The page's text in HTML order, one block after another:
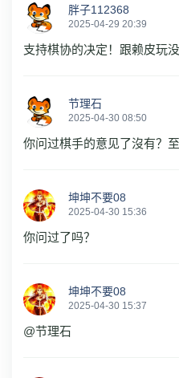
胖子112368
2025-04-29 20:39
支持棋协的决定！跟赖皮玩没
节理石
2025-04-30 08:50
你问过棋手的意见了沒有？
坤坤不要08
2025-04-30 15:36
你问过了吗？
坤坤不要08
2025-04-30 15:37
@节理石